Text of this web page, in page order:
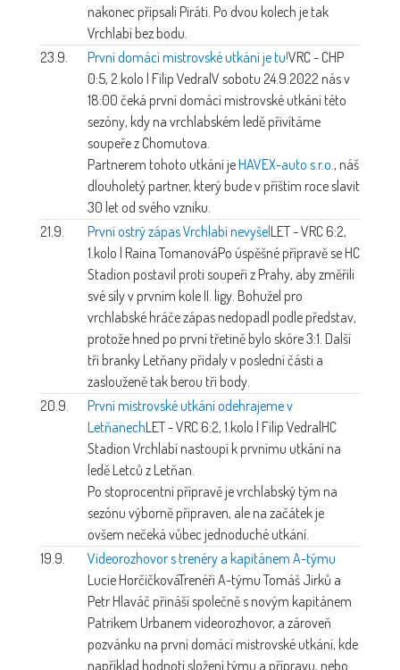
nakonec připsali Piráti. Po dvou kolech je tak
Vrchlabí bez bodu.
23.9.
První domácí mistrovské utkání je tu!VRC - CHP
0:5, 2.kolo | Filip VedralV sobotu 24.9.2022 nás v
18:00 čeká první domácí mistrovské utkání této
sezóny, kdy na vrchlabském ledě přivítáme
soupeře z Chomutova.
Partnerem tohoto utkání jeHAVEX-auto s.r.o. , náš
dlouholetý partner, který bude v příštím roce slavit
30 let od svého vzniku.
21.9.
První ostrý zápas Vrchlabí nevyšelLET - VRC 6:2,
1.kolo | Raina TomanováPo úspěšné přípravě se HC
Stadion postavil proti soupeři z Prahy, aby změřili
své síly v prvním kole II. ligy. Bohužel pro
vrchlabské hráče zápas nedopadl podle představ,
protože hned po první třetině bylo skóre 3:1. Další
tři branky Letňany přidaly v poslední části a
zaslouženě tak berou tři body.
20.9.
První mistrovské utkání odehrajeme v
LetňanechLET - VRC 6:2, 1.kolo | Filip VedralHC
Stadion Vrchlabí nastoupí k prvnímu utkání na
ledě Letců z Letňan.
Po stoprocentní přípravě je vrchlabský tým na
sezónu výborně připraven, ale na začátek je
ovšem nečeká vůbec jednoduché utkání.
19.9.
Videorozhovor s trenéry a kapitánem A-týmu
Lucie HorčičkováTrenéři A-týmu Tomáš Jirků a
Petr Hlaváč přináší společně s novým kapitánem
Patrikem Urbanem videorozhovor, a zároveň
pozvánku na první domácí mistrovské utkání, kde
například hodnotí složení týmu a přípravu, nebo